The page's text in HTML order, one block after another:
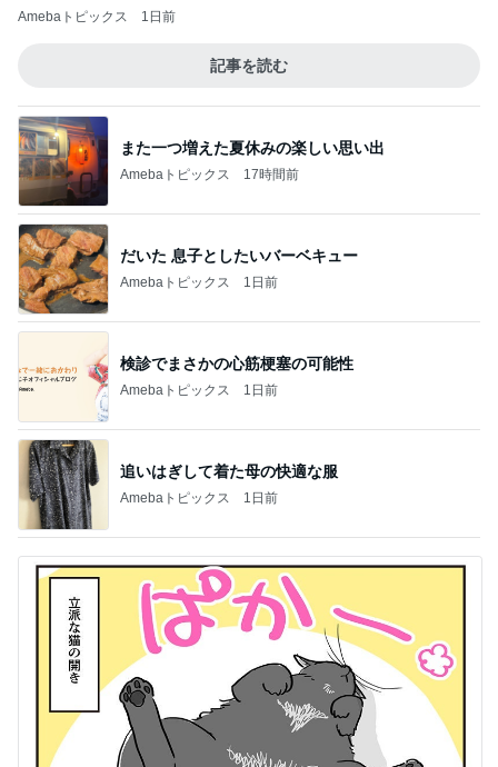
Amebaトピックス 1日前
記事を読む
また一つ増えた夏休みの楽しい思い出
Amebaトピックス 17時間前
だいた 息子としたいバーベキュー
Amebaトピックス 1日前
検診でまさかの心筋梗塞の可能性
Amebaトピックス 1日前
追いはぎして着た母の快適な服
Amebaトピックス 1日前